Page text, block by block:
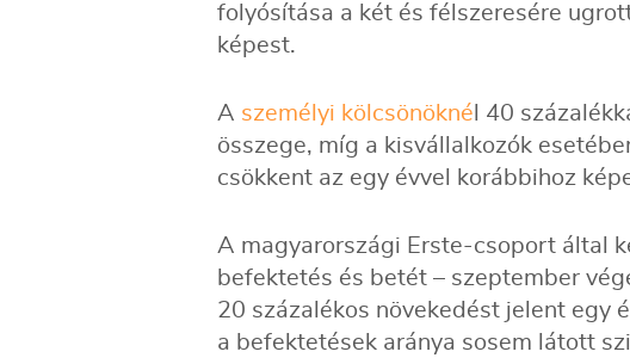
folyósítása a két és félszeresére
képest.
A személyi kölcsönökné l 40
összege, míg a kisvállalkozók
csökkent az egy évvel korábbihoz
A magyarországi Erste-csoport által
befektetés és betét – szeptember
20 százalékos növekedést jelent egy
a befektetések aránya sosem látott